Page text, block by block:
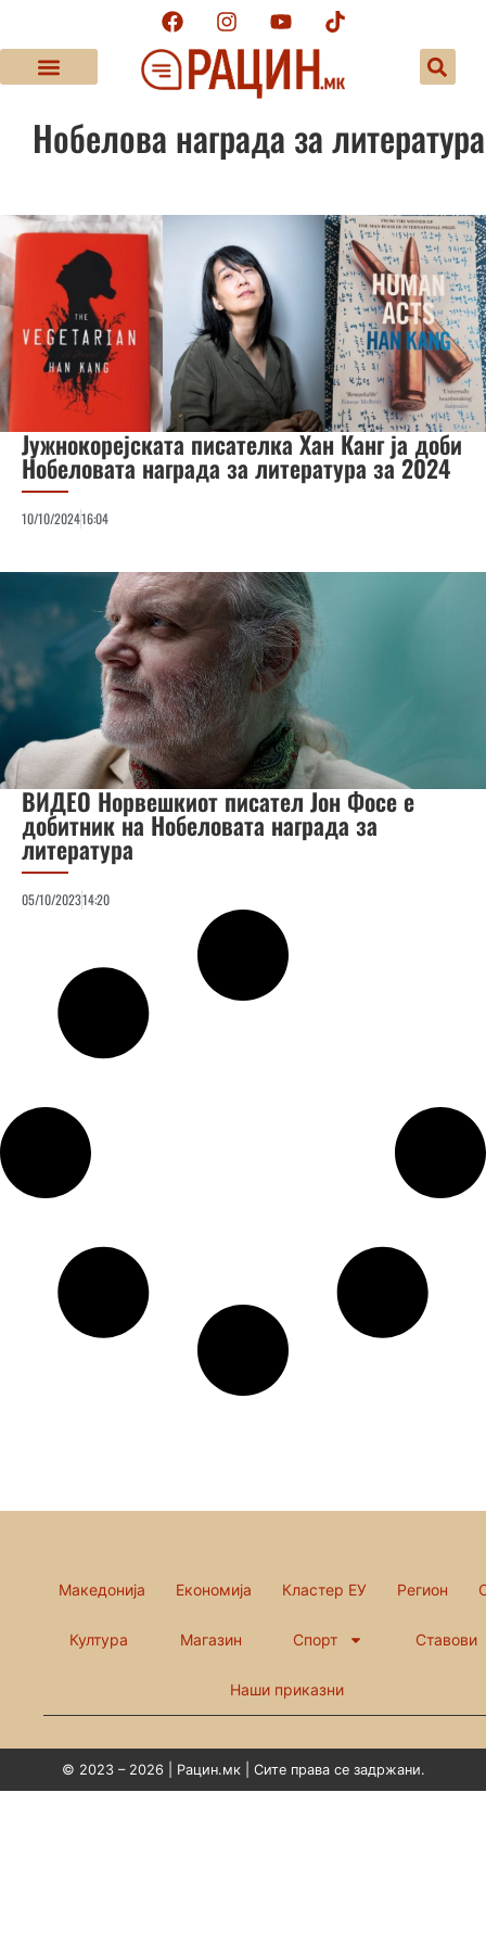
Нобелова награда за литература
Јужнокорејската писателка Хан Канг ја доби
Нобеловата награда за литература за 2024
10/10/202416:04
ВИДЕО Норвешкиот писател Јон Фосе е
добитник на Нобеловата награда за
литература
05/10/202314:20
Македонија Економија Кластер ЕУ Регион
Култура Магазин Спорт Ставови
Наши приказни
© 2023 – 2026 | Рацин.мк | Сите права се задржани.